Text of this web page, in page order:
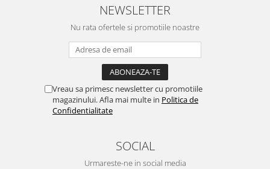
NEWSLETTER
Nu rata ofertele si promotiile noastre
Vreau sa primesc newsletter cu promotiile
magazinului. Afla mai multe in Politica de
Confidentialitate
SOCIAL
Urmareste-ne in social media